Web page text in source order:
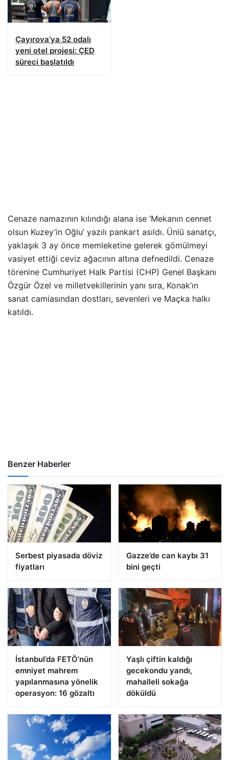
Çayırova’ya 52 odalı
yeni otel projesi: ÇED
süreci başlatıldı
Cenaze namazının kılındığı alana ise ‘Mekanın cennet
olsun Kuzey’in Oğlu’ yazılı pankart asıldı. Ünlü sanatçı,
yaklaşık 3 ay önce memleketine gelerek gömülmeyi
vasiyet ettiği ceviz ağacının altına defnedildi. Cenaze
törenine Cumhuriyet Halk Partisi (CHP) Genel Başkanı
Özgür Özel ve milletvekillerinin yanı sıra, Konak’ın
sanat camiasından dostları, sevenleri ve Maçka halkı
katıldı.
Benzer Haberler
Serbest piyasada döviz
fiyatları
Gazze’de can kaybı 31
bini geçti
İstanbul’da FETÖ’nün
emniyet mahrem
yapılanmasına yönelik
operasyon: 16 gözaltı
Yaşlı çiftin kaldığı
gecekondu yandı,
mahalleli sokağa
döküldü